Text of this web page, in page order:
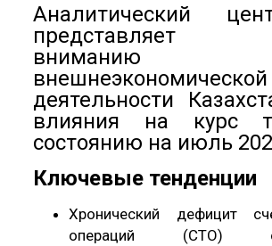
Аналитический
представляет
вниманию
внешнеэкономической
деятельности
влияния на курс
состоянию на июль
Ключевые тенденции
Хронический дефицит
операций (СТО)